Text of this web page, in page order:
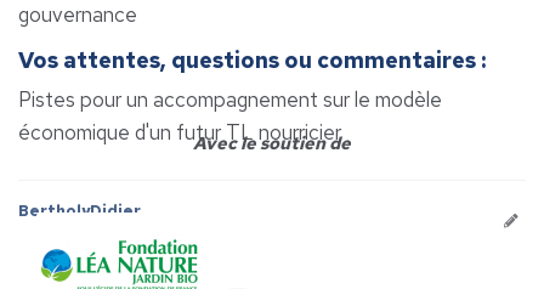
gouvernance
Vos attentes, questions ou commentaires :
Pistes pour un accompagnement sur le modèle
économique d'un futur TL nourricier
BertholyDidier
Avec le soutien de